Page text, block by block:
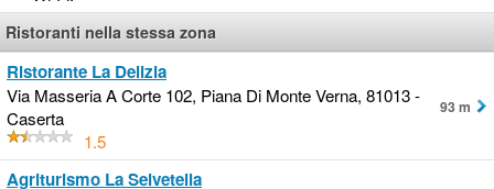
Ristoranti nella stessa zona
Ristorante La Delizia
Via Masseria A Corte 102, Piana Di Monte Verna, 81013 -
Caserta
1.5
93 m
Agriturismo La Selvetella